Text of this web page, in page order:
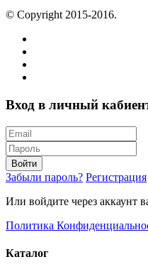
© Copyright 2015-2016.
Вход в личный
Войти
Забыли пароль? Регистрация
Или войдите через аккаунт
Политика
Каталог